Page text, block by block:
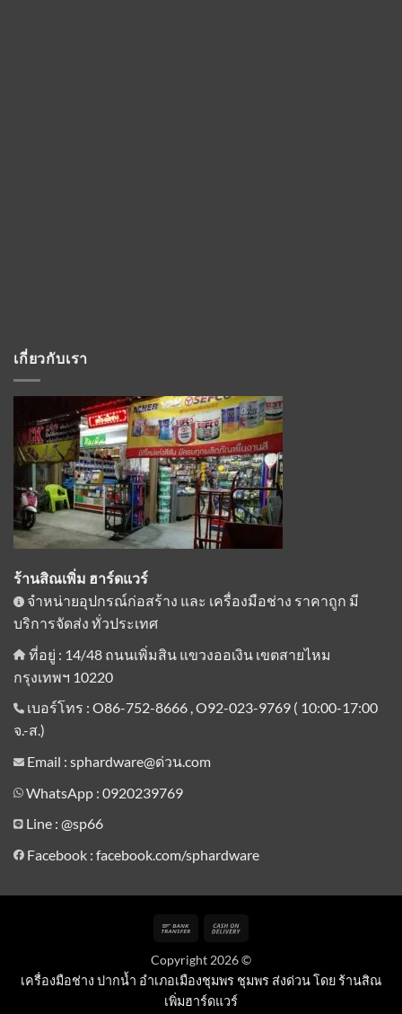
เกี่ยวกับเรา
ร้านสิณเพิ่ม ฮาร์ดแวร์
จำหน่ายอุปกรณ์ก่อสร้าง และ เครื่องมือช่าง ราคาถูก มี
บริการจัดส่ง ทั่วประเทศ
ที่อยู่ : 14/48 ถนนเพิ่มสิน แขวงออเงิน เขตสายไหม
กรุงเทพฯ 10220
เบอร์โทร : O86-752-8666 , O92-023-9769 ( 10:00-17:00
จ.-ส.)
Email : sphardware@ด่วน.com
WhatsApp : 0920239769
Line : @sp66
Facebook : facebook.com/sphardware
Bank
Delivery
Copyright 2026 ©
เครื่องมือช่าง ปากน้ำ อำเภอเมืองชุมพร ชุมพร ส่งด่วน โดย ร้านสิณ
เพิ่มฮาร์ดแวร์